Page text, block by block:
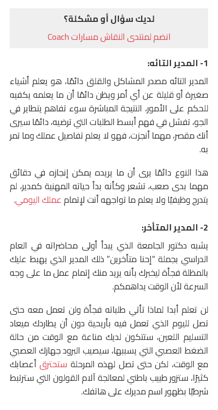
لديك سؤال أو مشكلة؟
انضم لمنتدى النقاش مسارات Coach
1- المدير التائه:
المدير التائه مصدر المشاكل والقلق دائمًا، هو يعلم أشياء
صغيرة أو قليلة عن أي أمر ويظن دائمًا أن ما يعلمه يكفيه
للحكم على الأمور، النتيجة المباشرة سوء تفاهم يتطاير في
الجو، تفشل في فهم أبسط الطلبات التي ترضيه، دائمًا سيرى
أنك مقصر، مهما أنجزت، فهو لا يعلم تفاصيل عملك وما تمر
به.
هذا النوع دائمًا يرى أن ما يريده يمكن إنجازه في دقائق
مهما بدى صعب، تشعر وكأنه بدأ حياته المهنية كمدير، لم
يتدرج وظيفيًا ولا يعلم ما تواجهه أنت لإتمامعملك اليومي.
2- المدير المتأخر:
يشبه دكتور الجامعة الذي يبدأ أولى محاضراته في العام
الدراسي بجملة “إحنا متأخرين” ذلك المدير الذي يهبط عليك
بالمظلة فجأة ليخبرك بأنه يريد منك إتمام عمل ما على وجه
السرعة لأن الوقت يداهمكم.
لن تعلم أبدا لماذا تأتي طلباته فجأة ولن تعمل معه حتى
تصل لليوم الذي تعمل فيه بأريحية دون أن يطاردك ميعاد
التسليم اللعين، ستتكون لديك مناعة مع الوقت من حالة
الضغط العصبي التي يسببها، سيصيب البرود جهازك العصبي
مع الوقت، لكن حتى تصل لهذه المرحلة ستحترقأعصابك
كثيرًا، ستزور طبيب باطني لمعالجة آلام القولون التي سترتبط
شرطيًا بظهور اسم مديرك على هاتفك.